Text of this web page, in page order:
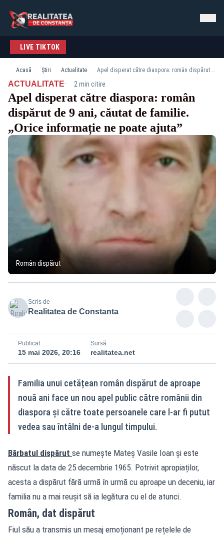
LIVE TIKTOK
Acasă Știri Actualitate Apel disperat către diaspora: român dispărut de 9 ani, căutat de familie. „Orice informație ne poate ajuta”
ACTUALITATE· 2 min citire
Apel disperat către diaspora: român
dispărut de 9 ani, căutat de familie.
„Orice informație ne poate ajuta”
Român dispărut
Scris de
Realitatea de Constanta
Publicat
15 mai 2026, 20:16
Sursă
realitatea.net
Familia unui cetățean român dispărut de aproape
nouă ani face un nou apel public către românii din
diaspora și către toate persoanele care l-ar fi putut
vedea sau întâlni de-a lungul timpului.
Bărbatul dispărut se numește Mateș Vasile Ioan și este
născut la data de 25 decembrie 1965. Potrivit apropiaților,
acesta a dispărut fără urmă în urmă cu aproape un deceniu, iar
familia nu a mai reușit să ia legătura cu el de atunci.
Român, dat dispărut
Fiul său a transmis un mesaj emoționant pe rețelele de